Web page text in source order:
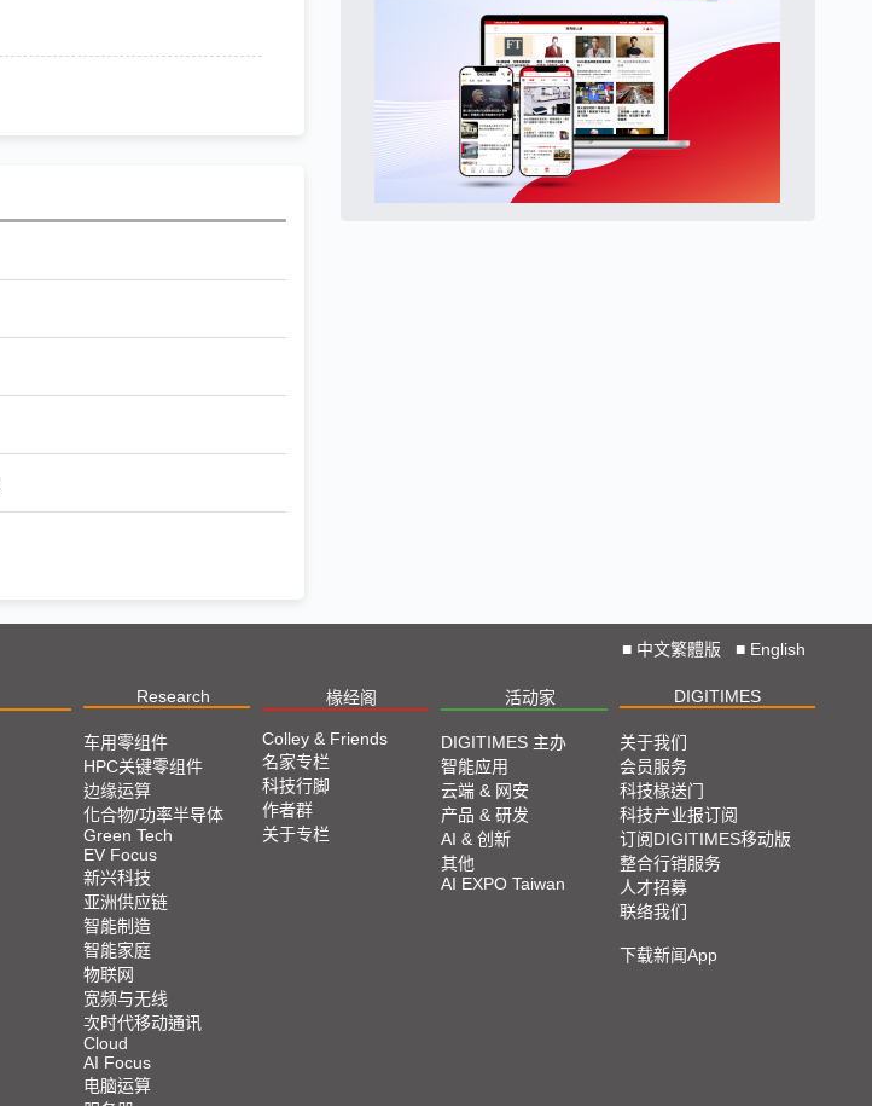
■ 中文繁體版 ■ English
Research 椽经阁 活动家 DIGITIMES
车用零组件
HPC关键零组件
边缘运算
化合物/功率半导体
Green Tech
EV Focus
新兴科技
亚洲供应链
智能制造
智能家庭
物联网
宽频与无线
次时代移动通讯
Cloud
AI Focus
电脑运算
Colley & Friends
名家专栏
科技行脚
作者群
关于专栏
DIGITIMES 主办
智能应用
云端 & 网安
产品 & 研发
AI & 创新
其他
AI EXPO Taiwan
关于我们
会员服务
科技椽送门
科技产业报订阅
订阅DIGITIMES移动版
整合行销服务
人才招募
联络我们
下载新闻App